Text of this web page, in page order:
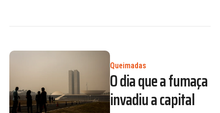
Queimadas
O dia que a fumaça
invadiu a capital